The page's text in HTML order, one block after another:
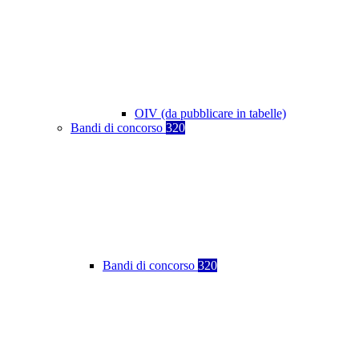
OIV (da pubblicare in tabelle)
Bandi di concorso 320
Bandi di concorso 320